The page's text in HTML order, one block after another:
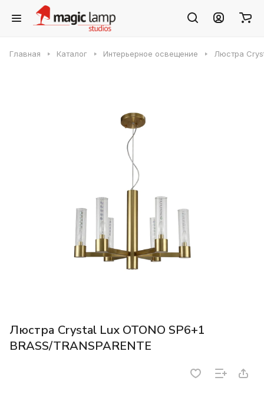
Главная Каталог Интерьерное освещение Люстра
Люстра Crystal Lux OTONO SP6+1
BRASS/TRANSPARENTE